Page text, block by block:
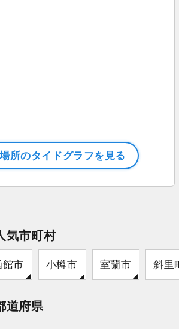
所のタイドグラフを見る
気市町村
館市 小樽市 室蘭市 斜里
道府県